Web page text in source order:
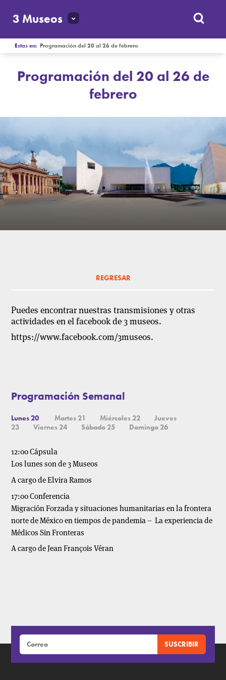
3 Museos
Estas en:Programación del 20 al 26 de febrero
Programación del 20 al 26 de
febrero
REGRESAR
Puedes encontrar nuestras transmisiones y otras
actividades en el facebook de 3 museos.
https://www.facebook.com/3museos.
Programación Semanal
Lunes 20 Martes 21 Miércoles 22
Jueves
23
Viernes 24 Sábado 25 Domingo 26
12:00 Cápsula
Los lunes son de 3 Museos
A cargo de Elvira Ramos
17:00 Conferencia
Migración Forzada y situaciones humanitarias en la frontera
norte de México en tiempos de pandemia – La experiencia de
Médicos Sin Fronteras
A cargo de Jean François Véran